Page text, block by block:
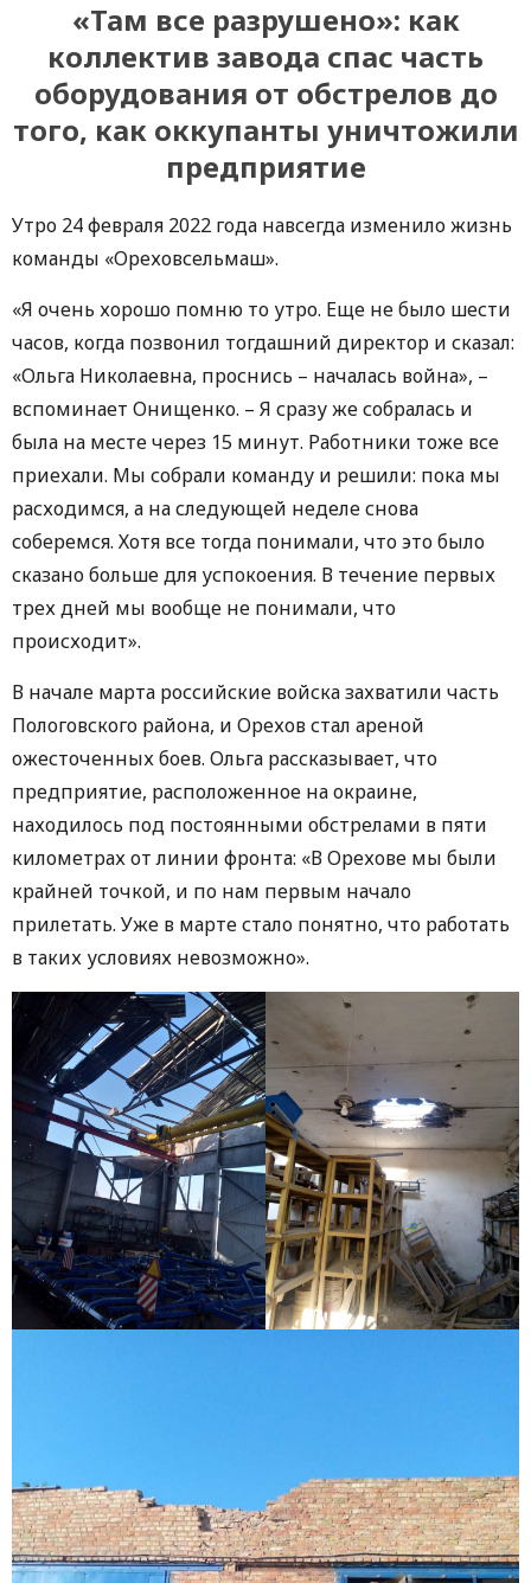
«Там все разрушено»: как
коллектив завода спас часть
оборудования от обстрелов до
того, как оккупанты уничтожили
предприятие
Утро 24 февраля 2022 года навсегда изменило жизнь
команды «Ореховсельмаш».
«Я очень хорошо помню то утро. Еще не было шести
часов, когда позвонил тогдашний директор и сказал:
«Ольга Николаевна, проснись – началась война», –
вспоминает Онищенко. – Я сразу же собралась и
была на месте через 15 минут. Работники тоже все
приехали. Мы собрали команду и решили: пока мы
расходимся, а на следующей неделе снова
соберемся. Хотя все тогда понимали, что это было
сказано больше для успокоения. В течение первых
трех дней мы вообще не понимали, что
происходит».
В начале марта российские войска захватили часть
Пологовского района, и Орехов стал ареной
ожесточенных боев. Ольга рассказывает, что
предприятие, расположенное на окраине,
находилось под постоянными обстрелами в пяти
километрах от линии фронта: «В Орехове мы были
крайней точкой, и по нам первым начало
прилетать. Уже в марте стало понятно, что работать
в таких условиях невозможно».